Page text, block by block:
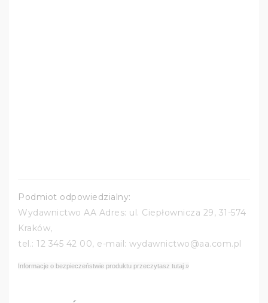
Podmiot odpowiedzialny:
Wydawnictwo AA Adres: ul. Ciepłownicza 29, 31-574
Kraków,
tel.: 12 345 42 00, e-mail: wydawnictwo@aa.com.pl
Informacje o bezpieczeństwie produktu przeczytasz tutaj »